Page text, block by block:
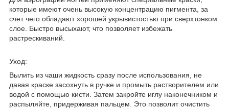
которые имеют очень высокую концентрацию пигмента, за
счет чего обладают хорошей укрывистостью при сверхтонком
слое. Быстро высыхают, что позволяет избежать
растрескиваний.
Уход:
Вылить из чаши жидкость сразу после использования, не
давая краске засохнуть в ручке и промыть растворителем или
водой с помощью кисти. Затем закройте иглу наконечником и
распыляйте, придерживая пальцем. Это позволит очистить